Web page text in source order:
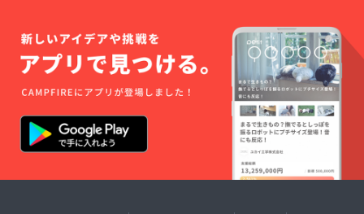
救う」・
「何がめで
たい！日本
人の老
後」・「古
希までに
知っておき
たい70の知
恵」・「老